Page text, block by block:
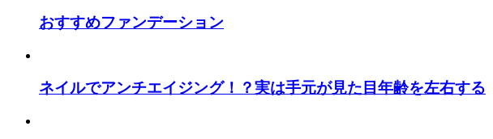
おすすめファンデーション
ネイルでアンチエイジング！？実は手元が見た目年齢を左右する